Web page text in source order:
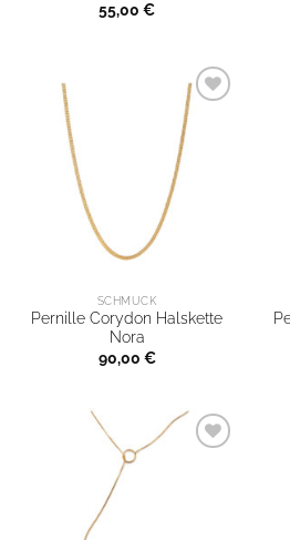
55,00 €
SCHMUCK
Pernille Corydon Halskette
Nora
90,00 €